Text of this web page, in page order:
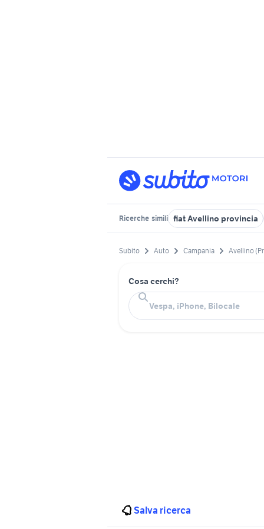
Ricerche simili fiat Avellino provincia
Subito Auto Campania Avellino
Cosa cerchi?
Salva ricerca